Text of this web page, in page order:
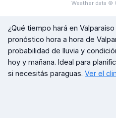
Weather data ©
¿Qué tiempo hará en Valparaiso
pronóstico hora a hora de
probabilidad de lluvia y
hoy y mañana. Ideal para
si necesitás paraguas. Ver el